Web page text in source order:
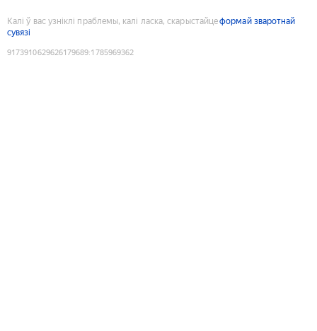
Калі ў вас узніклі праблемы, калі ласка, скарыстайцеформай зваротнай
сувязі
9173910629626179689:1785969362